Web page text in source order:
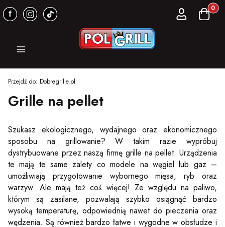
Zaloguj sięKoszyk
Menu
Przejdź do: Dobregrille.pl
Grille na pellet
Szukasz ekologicznego, wydajnego oraz ekonomicznego
sposobu na grillowanie? W takim razie wypróbuj
dystrybuowane przez naszą firmę grille na pellet. Urządzenia
te mają te same zalety co modele na węgiel lub gaz –
umożliwiają przygotowanie wybornego mięsa, ryb oraz
warzyw. Ale mają też coś więcej! Ze względu na paliwo,
którym są zasilane, pozwalają szybko osiągnąć bardzo
wysoką temperaturę, odpowiednią nawet do pieczenia oraz
wędzenia. Są również bardzo łatwe i wygodne w obsłudze i